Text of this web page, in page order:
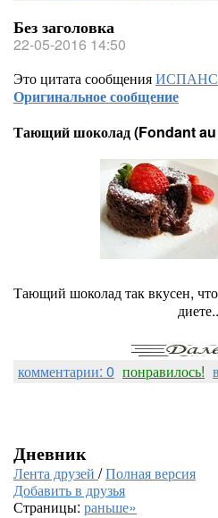
Без заголовка
22-05-2016 14:50
Это цитата сообщения
Оригинальное сообщение
Тающий шоколад (Fondant
Тающий шоколад так вкусен,
комментарии: 0 понравилось!
Дневник
Лента друзей /Полная версия
Добавить в друзья
Страницы: раньше»